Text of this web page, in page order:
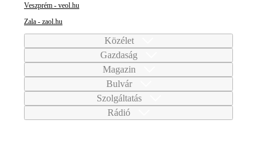
Veszprém - veol.hu
Zala - zaol.hu
Közélet
Gazdaság
Magazin
Bulvár
Szolgáltatás
Rádió